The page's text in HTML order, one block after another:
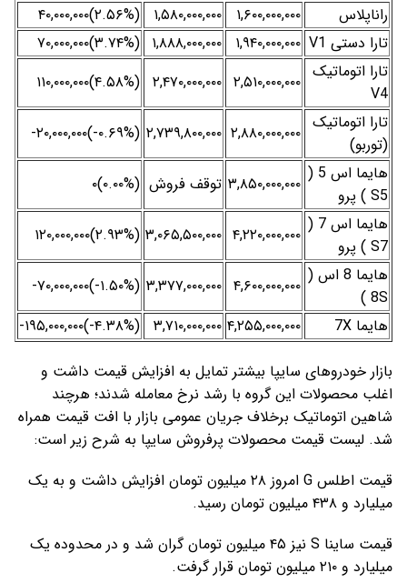
راناپلاس ۱,۶۰۰,۰۰۰,۰۰۰ ۱,۵۸۰,۰۰۰,۰۰۰
(‎۲.۵۶%‌)‎۴۰,۰۰۰,۰۰۰‌
تارا دستی V1
۱,۹۴۰,۰۰۰,۰۰۰ ۱,۸۸۸,۰۰۰,۰۰۰ (‎۳.۷۴%‌)‎۷۰,۰۰۰,۰۰۰‌
تارا اتوماتیک
V4
۲,۵۱۰,۰۰۰,۰۰۰ ۲,۴۷۰,۰۰۰,۰۰۰ (‎۴.۵۸%‌)‎۱۱۰,۰۰۰,۰۰۰‌
تارا اتوماتیک
(توربو)
۲,۸۸۰,۰۰۰,۰۰۰ ۲,۷۳۹,۸۰۰,۰۰۰ (‎-۰.۶۹%‌)‎-۲۰,۰۰۰,۰۰۰‌
هایما اس 5 (
S5 ) پرو
۳,۸۵۰,۰۰۰,۰۰۰ توقف فروش (۰.۰۰%)۰
هایما اس 7 (
S7 ) پرو
۴,۲۲۰,۰۰۰,۰۰۰ ۳,۰۶۵,۵۰۰,۰۰۰ (‎۲.۹۳%‌)‎۱۲۰,۰۰۰,۰۰۰‌
هایما 8 اس (
8S )
۴,۶۰۰,۰۰۰,۰۰۰ ۳,۳۷۷,۰۰۰,۰۰۰ (‎-۱.۵۰%‌)‎-۷۰,۰۰۰,۰۰۰‌
هایما 7X
۴,۲۵۵,۰۰۰,۰۰۰ ۳,۷۱۰,۰۰۰,۰۰۰ (‎-۴.۳۸%‌)‎-۱۹۵,۰۰۰,۰۰۰‌
بازار خودروهای سایپا بیشتر تمایل به افزایش قیمت داشت و
اغلب محصولات این گروه با رشد نرخ معامله شدند؛ هرچند
شاهین اتوماتیک برخلاف جریان عمومی بازار با افت قیمت همراه
شد. لیست قیمت محصولات پرفروش سایپا به شرح زیر است:
قیمت اطلس G امروز ۲۸ میلیون تومان افزایش داشت و به یک
میلیارد و ۴۳۸ میلیون تومان رسید.
قیمت ساینا S نیز ۴۵ میلیون تومان گران شد و در محدوده یک
میلیارد و ۲۱۰ میلیون تومان قرار گرفت.